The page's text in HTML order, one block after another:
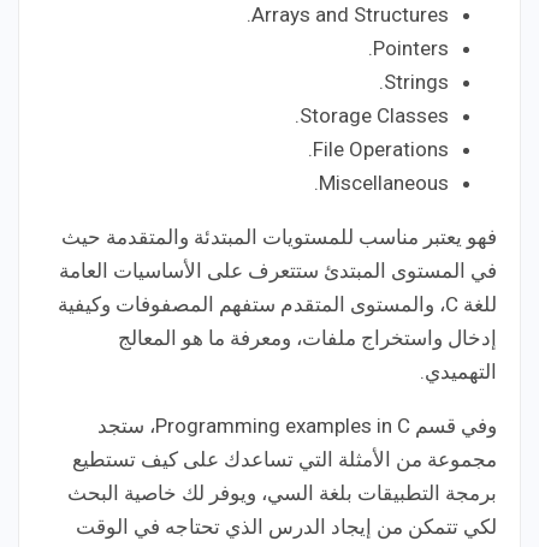
Arrays and Structures.
Pointers.
Strings.
Storage Classes.
File Operations.
Miscellaneous.
فهو يعتبر مناسب للمستويات المبتدئة والمتقدمة حيث
في المستوى المبتدئ ستتعرف على الأساسيات العامة
للغة C، والمستوى المتقدم ستفهم المصفوفات وكيفية
إدخال واستخراج ملفات، ومعرفة ما هو المعالج
التهميدي.
وفي قسم Programming examples in C، ستجد
مجموعة من الأمثلة التي تساعدك على كيف تستطيع
برمجة التطبيقات بلغة السي، ويوفر لك خاصية البحث
لكي تتمكن من إيجاد الدرس الذي تحتاجه في الوقت